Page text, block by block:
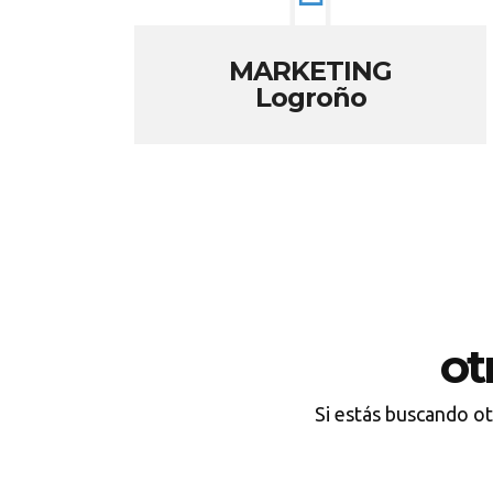
MARKETING
Logroño
Si estás buscando